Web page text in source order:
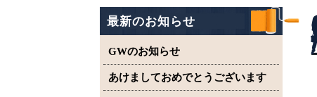
最新のお知らせ
GWのお知らせ
あけましておめでとうございます